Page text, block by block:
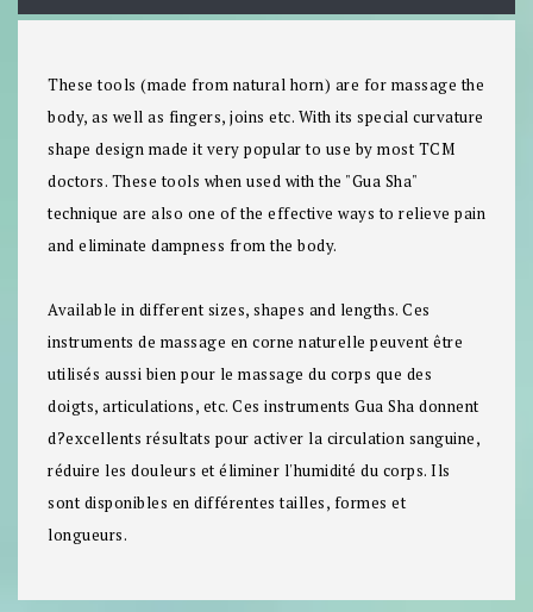
These tools (made from natural horn) are for massage the
body, as well as fingers, joins etc. With its special curvature
shape design made it very popular to use by most TCM
doctors. These tools when used with the "Gua Sha"
technique are also one of the effective ways to relieve pain
and eliminate dampness from the body.
Available in different sizes, shapes and lengths. Ces
instruments de massage en corne naturelle peuvent être
utilisés aussi bien pour le massage du corps que des
doigts, articulations, etc. Ces instruments Gua Sha donnent
d?excellents résultats pour activer la circulation sanguine,
réduire les douleurs et éliminer l'humidité du corps. Ils
sont disponibles en différentes tailles, formes et
longueurs.